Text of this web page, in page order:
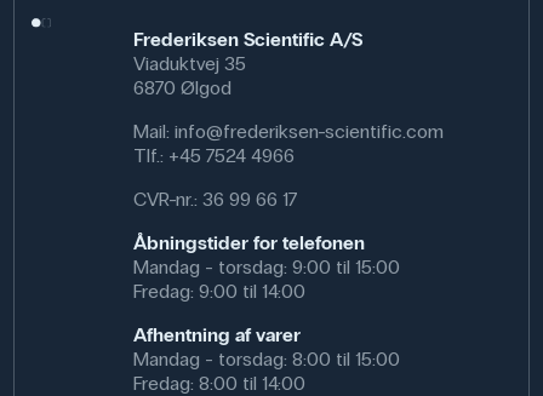
Frederiksen Scientific A/S
Viaduktvej 35
6870 Ølgod
Mail: info@frederiksen-scientific.com
Tlf.: +45 7524 4966
CVR-nr.: 36 99 66 17
Åbningstider for telefonen
Mandag - torsdag: 9:00 til 15:00
Fredag: 9:00 til 14:00
Afhentning af varer
Mandag - torsdag: 8:00 til 15:00
Fredag: 8:00 til 14:00